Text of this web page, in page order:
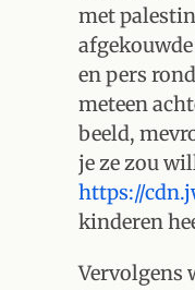
met
en pers
meteen
beeld,
je ze zou
https://
kinderen
Vervolgens